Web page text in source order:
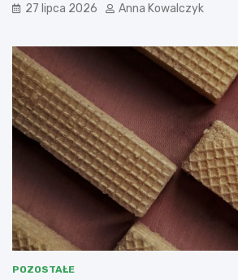
27 lipca 2026 Anna Kowalczyk
POZOSTAŁE